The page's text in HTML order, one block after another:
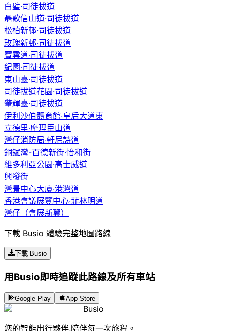
白璧·司徒拔道
聶歌信山道·司徒拔道
松柏新邨·司徒拔道
玫瑰新邨·司徒拔道
寶雲道·司徒拔道
紀園·司徒拔道
東山臺·司徒拔道
司徒拔道花園·司徒拔道
肇輝臺·司徒拔道
伊利沙伯體育館·皇后大道東
立德里·摩理臣山道
灣仔消防局·軒尼詩道
銅鑼灣-百德新街·怡和街
維多利亞公園·高士威道
興發街
灣景中心大廈·港灣道
香港會議展覽中心·菲林明道
灣仔（會展新翼）
下載 Busio 體驗完整地圖路線
下載 Busio
用Busio即時追蹤此路線及所有車站
Google Play App Store
Busio
您的智能出行夥伴,陪伴每一次旅程。